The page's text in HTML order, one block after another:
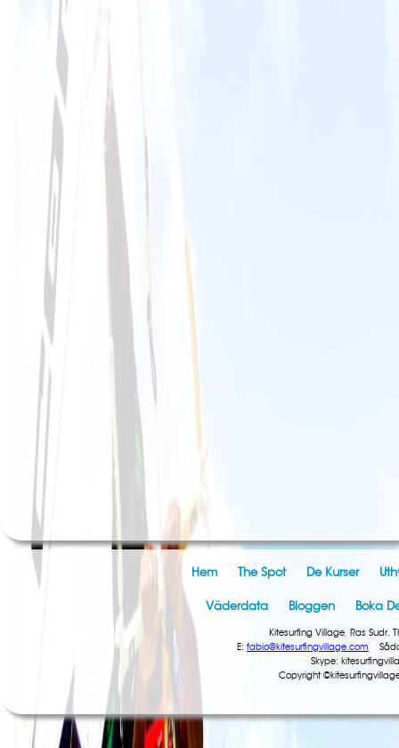
Hem The Spot De Kurser
Väderdata Bloggen Boka
Kitesurfing Village, Ras
E: fabio@kitesurfingvillage.com
Skype:
Copyright